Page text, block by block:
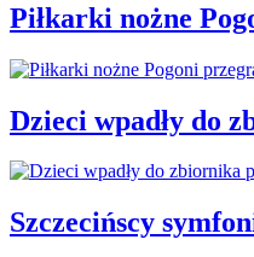
Piłkarki nożne
Dzieci wpadły do
Szczecińscy